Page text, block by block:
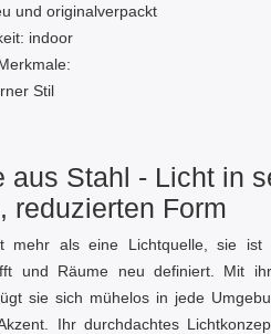
und originalverpackt
indoor
Stil
aus Stahl - Licht in
reduzierten Form
mehr als eine Lichtquelle, sie ist
und Räume neu definiert. Mit
sie sich mühelos in jede
Ihr durchdachtes